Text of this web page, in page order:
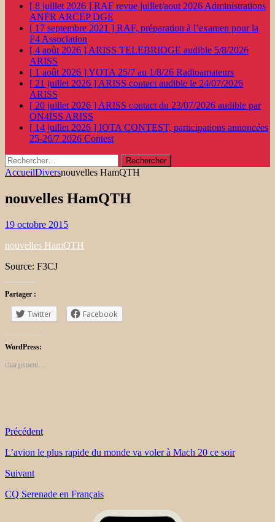
[ 8 juillet 2026 ] RAF revue juillet/aout 2026 Administrations
ANFR ARCEP DGE
[ 17 septembre 2021 ] RAF, préparation à l’examen pour la
F4 Association
[ 4 août 2026 ] ARISS TELEBRIDGE audible 5/8/2026
ARISS
[ 1 août 2026 ]YOTA 25/7 au 1/8/26 Radioamateurs
[ 21 juillet 2026 ] ARISS contact audible le 24/07/2026
ARISS
[ 20 juillet 2026 ] ARISS contact du 23/07/2026 audible par
ON4ISS ARISS
[ 14 juillet 2026 ] IOTA CONTEST, participations annoncées
25-26/7 2026 Contest
Rechercher :
AccueilDiversnouvelles HamQTH
nouvelles HamQTH
19 octobre 2015
nouvelles HamQTH
Source: F3CJ
Partager :
Twitter Facebook
WordPress:
chargement…
Précédent
L’avion le plus rapide du monde va voler à Mach 20 ce soir
Suivant
CQ Serenade en Français